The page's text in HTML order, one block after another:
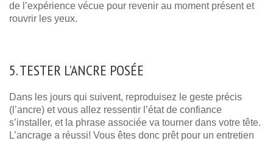
de l’expérience vécue pour revenir au moment présent et
rouvrir les yeux.
5. TESTER L’ANCRE POSÉE
Dans les jours qui suivent, reproduisez le geste précis
(l’ancre) et vous allez ressentir l’état de confiance
s’installer, et la phrase associée va tourner dans votre tête.
L’ancrage a réussi! Vous êtes donc prêt pour un entretien